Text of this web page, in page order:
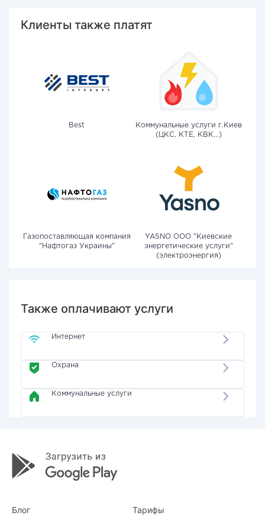
Клиенты также платят
Best
Коммунальные услуги г.Киев
(ЦКС, КТЕ, КВК...)
Газопоставляющая компания
"Нафтогаз Украины"
YASNO OOO "Киевские
энергетические услуги"
(электроэнергия)
Также оплачивают услуги
Интернет
Охрана
Коммунальные услуги
Блог Тарифы